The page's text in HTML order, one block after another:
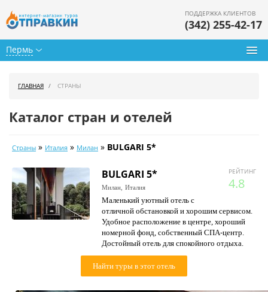
Пермь
ПОДДЕРЖКА КЛИЕНТОВ
(342) 255-42-17
Календарь туров
Цены дня
Страны
ГЛАВНАЯ СТРАНЫ
Каталог стран и отелей
Страны » Италия » Милан » BULGARI 5*
РЕЙТИНГ
4.8
BULGARI 5*
Милан, Италия
Маленький уютный отель с
отличной обстановкой и хорошим сервисом.
Удобное расположение в центре, хороший
номерной фонд, собственный СПА-центр.
Достойный отель для спокойного отдыха.
Найти туры в этот отель